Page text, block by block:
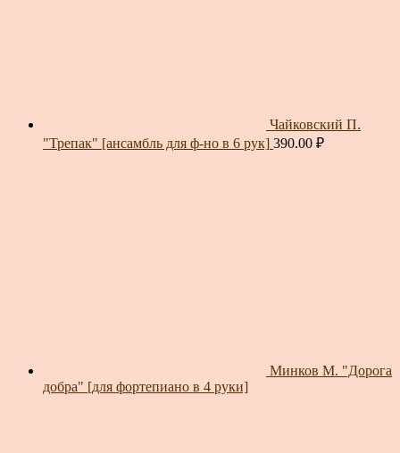
Чайковский П.
"Трепак" [ансамбль для ф-но в 6 рук] 390.00 ₽
Минков М. "Дорога
добра" [для фортепиано в 4 руки]